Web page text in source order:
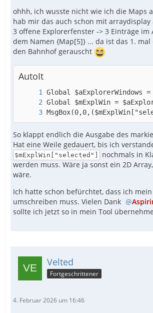
ohhh, ich wusste nicht wie ich die Maps
hab mir das auch schon mit arraydisplay
3 offene Explorerfenster -> 3 Einträge im
dem Namen {Map[5]} ... da ist das 1.
den Bahnhof gerauscht
AutoIt
So klappt endlich die Ausgabe des
Hat eine Weile gedauert, bis ich
$mExplWin["selected"]
nochmals in
werden muss. Wäre ja sonst ein 2D
wäre.
Ich hatte schon befürchtet, dass ich mein
umschreiben muss. Vielen Dank
sollte ich jetzt so in mein Tool
Velted
Fortgeschrittener
4. Februar 2026 um 16:46